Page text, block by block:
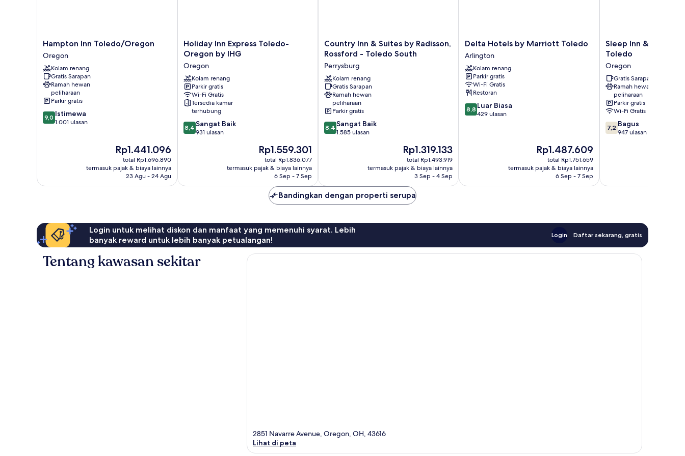
Hampton
Inn
Toledo/Oregon
Oregon
Hampton Inn Toledo/Oregon
Oregon
Kolam renang
Gratis Sarapan
Ramah hewan
peliharaan
Parkir gratis
9.0
dari
9,0 Istimewa
1.001 ulasan
Harga
sekarang
Rp1.441.096
Rp1.441.096
total Rp1.696.890
termasuk pajak & biaya lainnya
23 Agu - 24 Agu
Holiday
Inn
Express
Toledo-
Oregon
by
IHG
Oregon
Holiday Inn Express Toledo-
Oregon by IHG
Oregon
Kolam renang
Parkir gratis
Wi-Fi Gratis
Tersedia kamar
terhubung
8.4
dari
8,4 Sangat Baik
931 ulasan
Harga
sekarang
Rp1.559.301
Rp1.559.301
total Rp1.836.077
termasuk pajak & biaya lainnya
6 Sep - 7 Sep
Country
Inn
Suites
by
Radisson,
Rossford
-
Toledo
South
Perrysburg
Country Inn & Suites by Radisson,
Rossford - Toledo South
Perrysburg
Kolam renang
Gratis Sarapan
Ramah hewan
peliharaan
Parkir gratis
8.4
dari
8,4 Sangat Baik
1.585 ulasan
Harga
sekarang
Rp1.319.133
Rp1.319.133
total Rp1.493.919
termasuk pajak & biaya lainnya
3 Sep - 4 Sep
Delta
Hotels
by
Marriott
Toledo
Arlington
Delta Hotels by Marriott Toledo
Arlington
Kolam renang
Parkir gratis
Wi-Fi Gratis
Restoran
8.8
dari
8,8 Luar Biasa
429 ulasan
Harga
sekarang
Rp1.487.609
Rp1.487.609
total Rp1.751.659
termasuk pajak & biaya lainnya
6 Sep - 7 Sep
Sleep
Inn
Suites
Oregon
-
Toledo
Oregon
Sleep Inn & Suites
Toledo
Oregon
Gratis Sarapan
Ramah hewan
peliharaan
Parkir gratis
Wi-Fi Gratis
7.2
dari
7,2 Bagus
947 ulasan
Bandingkan dengan properti serupa
Login untuk melihat diskon dan manfaat yang memenuhi syarat. Lebih
banyak reward untuk lebih banyak petualangan!
Login Daftar sekarang, gratis
Tentang kawasan sekitar
2851 Navarre Avenue, Oregon, OH, 43616
Lihat di peta